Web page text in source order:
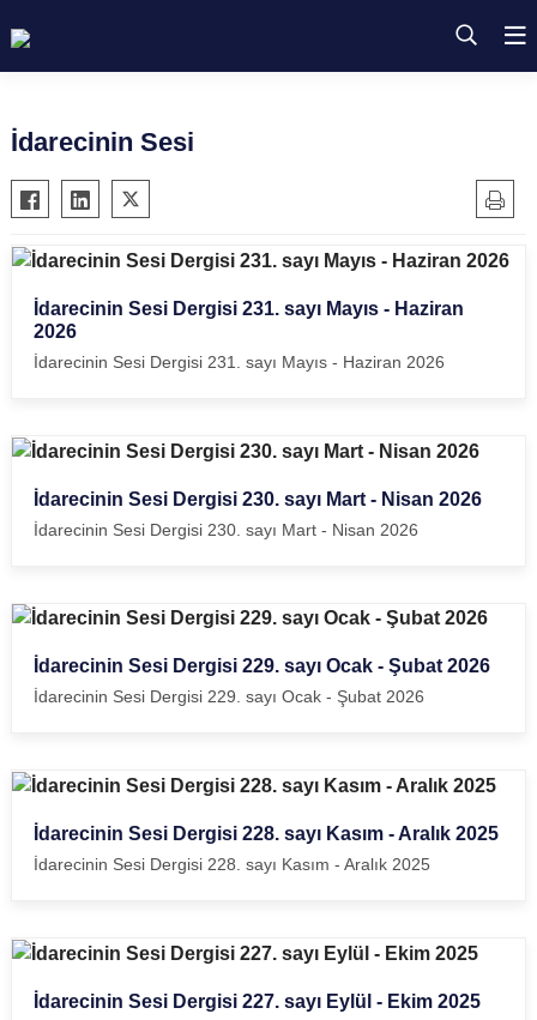
İdarecinin Sesi
İdarecinin Sesi Dergisi 231. sayı Mayıs - Haziran
2026
İdarecinin Sesi Dergisi 231. sayı Mayıs - Haziran 2026
İdarecinin Sesi Dergisi 230. sayı Mart - Nisan 2026
İdarecinin Sesi Dergisi 230. sayı Mart - Nisan 2026
İdarecinin Sesi Dergisi 229. sayı Ocak - Şubat 2026
İdarecinin Sesi Dergisi 229. sayı Ocak - Şubat 2026
İdarecinin Sesi Dergisi 228. sayı Kasım - Aralık 2025
İdarecinin Sesi Dergisi 228. sayı Kasım - Aralık 2025
İdarecinin Sesi Dergisi 227. sayı Eylül - Ekim 2025